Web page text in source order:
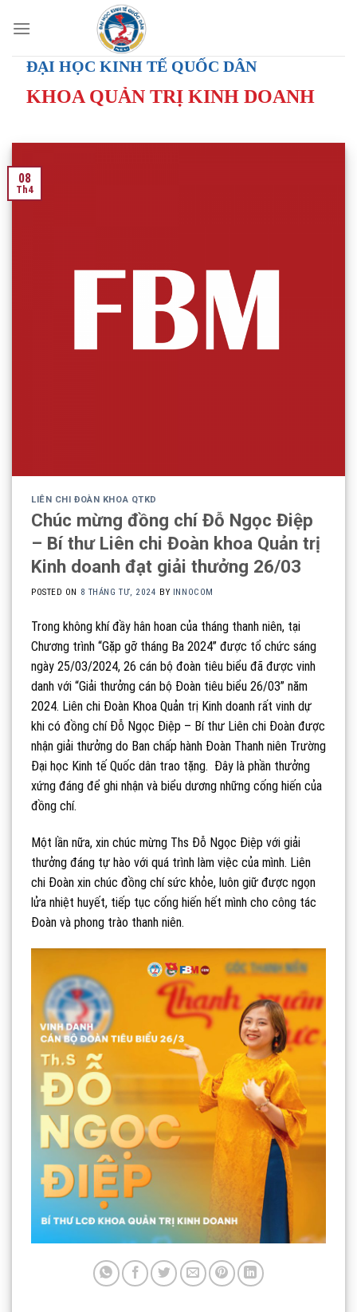
ĐẠI HỌC KINH TẾ QUỐC DÂN
KHOA QUẢN TRỊ KINH DOANH
08
Th4
LIÊN CHI ĐOÀN KHOA QTKD
Chúc mừng đồng chí Đỗ Ngọc Điệp
– Bí thư Liên chi Đoàn khoa Quản trị
Kinh doanh đạt giải thưởng 26/03
POSTED ON 8 THÁNG TƯ, 2024 BY INNOCOM
Trong không khí đầy hân hoan của tháng thanh niên, tại
Chương trình “Gặp gỡ tháng Ba 2024” được tổ chức sáng
ngày 25/03/2024, 26 cán bộ đoàn tiêu biểu đã được vinh
danh với “Giải thưởng cán bộ Đoàn tiêu biểu 26/03” năm
2024. Liên chi Đoàn Khoa Quản trị Kinh doanh rất vinh dự
khi có đồng chí Đỗ Ngọc Điệp – Bí thư Liên chi Đoàn được
nhận giải thưởng do Ban chấp hành Đoàn Thanh niên Trường
Đại học Kinh tế Quốc dân trao tặng. Đây là phần thưởng
xứng đáng để ghi nhận và biểu dương những cống hiến của
đồng chí.
Một lần nữa, xin chúc mừng Ths Đỗ Ngọc Điệp với giải
thưởng đáng tự hào với quá trình làm việc của mình. Liên
chi Đoàn xin chúc đồng chí sức khỏe, luôn giữ được ngọn
lửa nhiệt huyết, tiếp tục cống hiến hết mình cho công tác
Đoàn và phong trào thanh niên.